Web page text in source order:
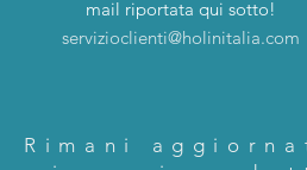
mail riportata qui sotto!
servizioclienti@holinitalia.com
Rimani